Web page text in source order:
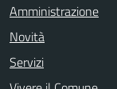
Amministrazione
Novità
Servizi